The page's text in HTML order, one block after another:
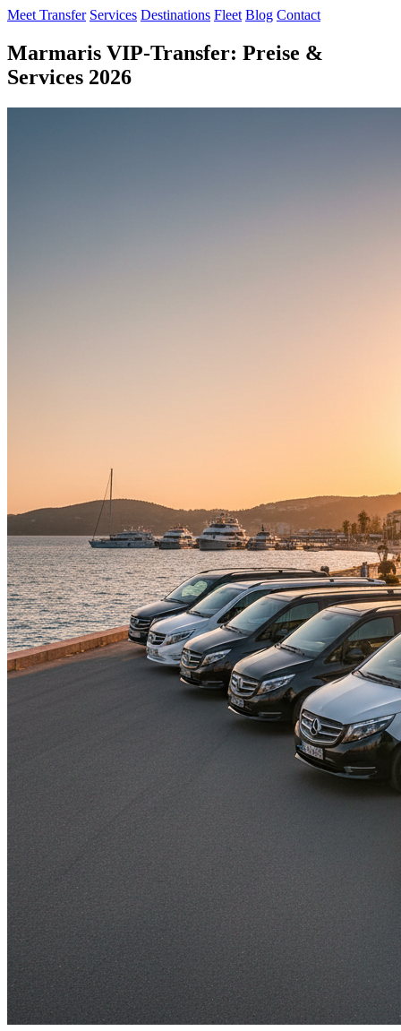
Meet Transfer Services Destinations Fleet Blog Contact
Marmaris VIP-Transfer: Preise &
Services 2026